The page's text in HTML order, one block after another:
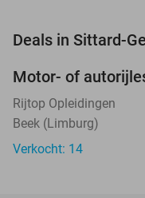
Deals in Sittard-
Motor- of
Rijtop Opleidingen
Beek (Limburg)
Verkocht: 14